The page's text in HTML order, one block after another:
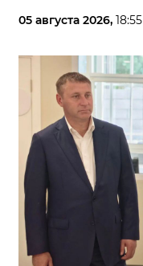
05 августа 2026, 18:55